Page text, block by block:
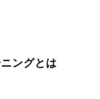
ングとは